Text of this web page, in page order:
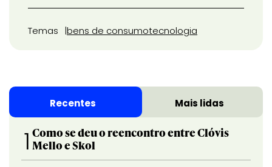
Temas bens de consumotecnologia
Recentes Mais lidas
1 Como se deu o reencontro entre Clóvis
Mello e Skol